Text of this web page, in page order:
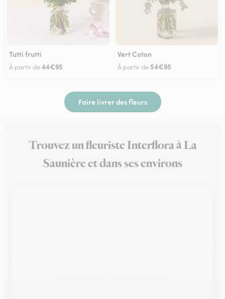
Tutti frutti
À partir de44€95
Vert Coton
À partir de 54€95
Faire livrer des fleurs
Trouvez un fleuriste Interflora à La
Saunière et dans ses environs